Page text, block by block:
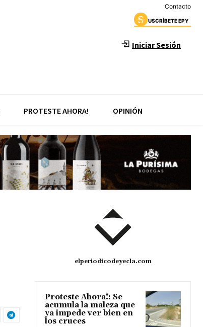
Contacto
USCRÍBETE EPY
Iniciar Sesión
PROTESTE AHORA! OPINIÓN
elperiodicodeyecla.com
Proteste Ahora!: Se
acumula la maleza que
ya impede ver bien en
los cruces